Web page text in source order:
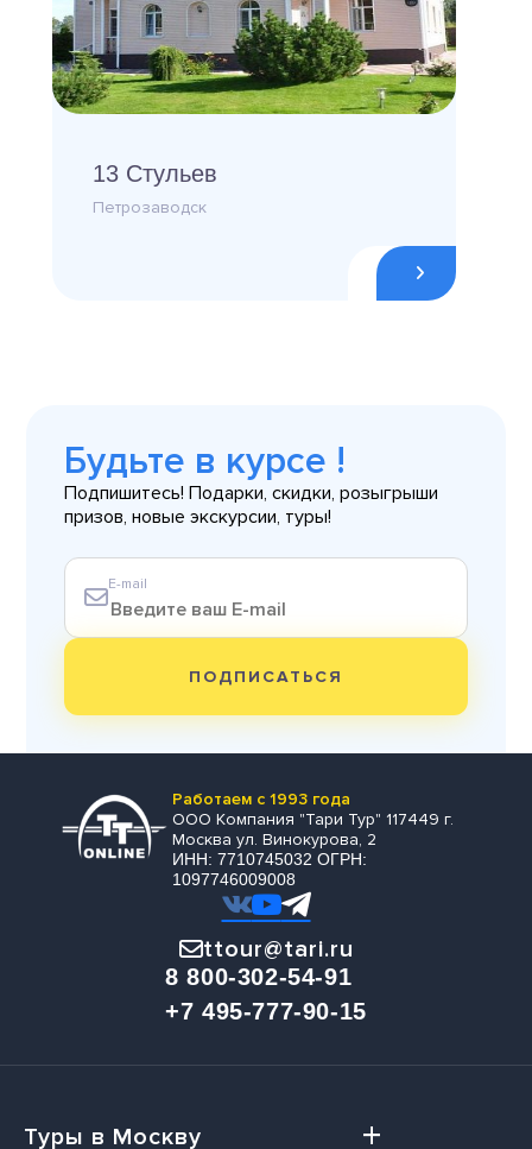
13 Стульев
Петрозаводск
Будьте в курсе !
Подпишитесь! Подарки, скидки, розыгрыши
призов, новые экскурсии, туры!
E-mail
ПОДПИСАТЬСЯ
Работаем с 1993 года
ООО Компания "Тари Тур" 117449 г.
Москва ул. Винокурова, 2
ИНН: 7710745032 ОГРН:
1097746009008
ttour@tari.ru
8 800-302-54-91
+7 495-777-90-15
Туры в Москву